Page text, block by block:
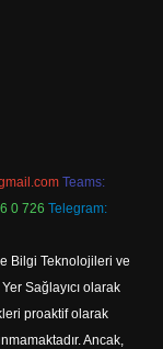
Teams:
0 726 Telegram:
Bilgi Teknolojileri ve
Sağlayıcı olarak
proaktif olarak
Ancak,